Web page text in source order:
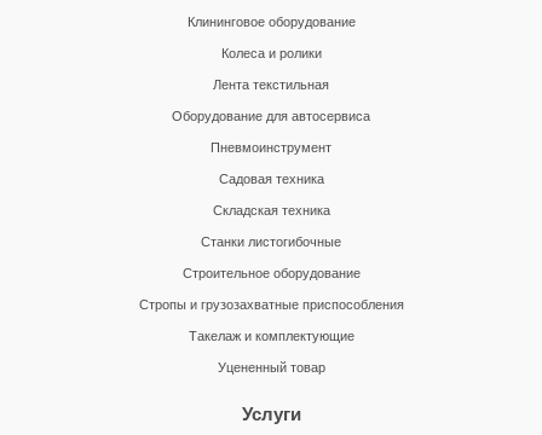
Клининговое оборудование
Колеса и ролики
Лента текстильная
Оборудование для автосервиса
Пневмоинструмент
Садовая техника
Складская техника
Станки листогибочные
Строительное оборудование
Стропы и грузозахватные приспособления
Такелаж и комплектующие
Уцененный товар
Услуги